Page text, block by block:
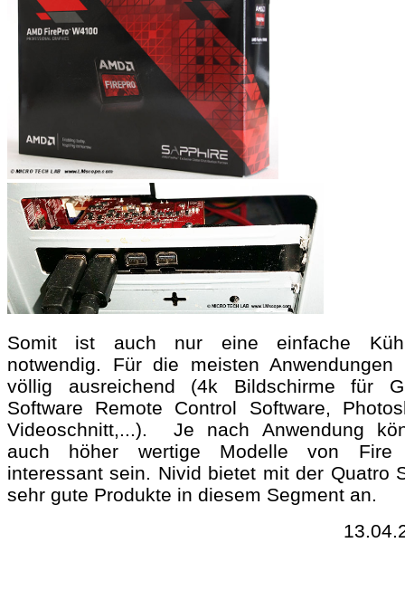
Somit ist auch nur eine einfache
notwendig. Für die meisten Anwendungen
völlig ausreichend (4k Bildschirme für
Software Remote Control Software,
Videoschnitt,...). Je nach Anwendung
auch höher wertige Modelle von Fire
interessant sein. Nivid bietet mit der Quatro
sehr gute Produkte in diesem Segment an.